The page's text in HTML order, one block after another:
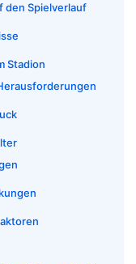
den Spielverlauf
Stadion